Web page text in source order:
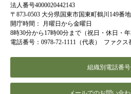
法人番号4000020442143
〒873-0503 大分県国東市国東町鶴川149番
開庁時間：
月曜日から金曜日
8時30分から17時00分まで（祝日・休日・年
電話番号：0978-72-1111（代表）
ファクス
組織別電話番